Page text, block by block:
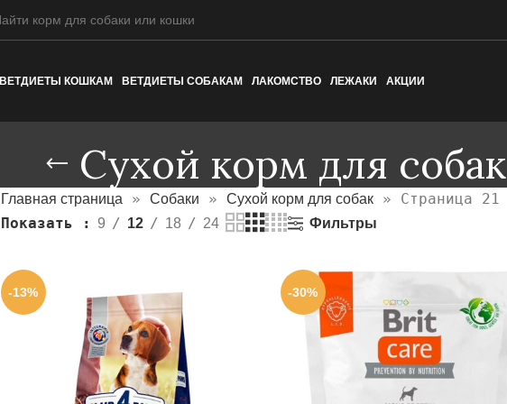
ВЕТДИЕТЫ КОШКАМ ВЕТДИЕТЫ СОБАКАМ ЛАКОМСТВО ЛЕЖАКИ АКЦИИ
Сухой корм для собак
Главная страница» Собаки » Сухой корм для собак» Страница 21
Показать
9 12 18 24 Фильтры
-13% -30%